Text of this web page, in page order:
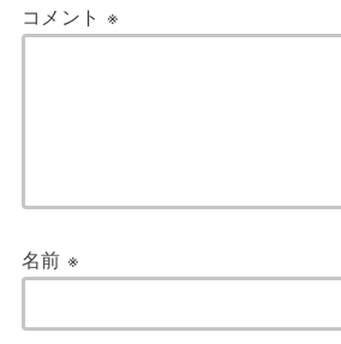
コメント ※
名前※